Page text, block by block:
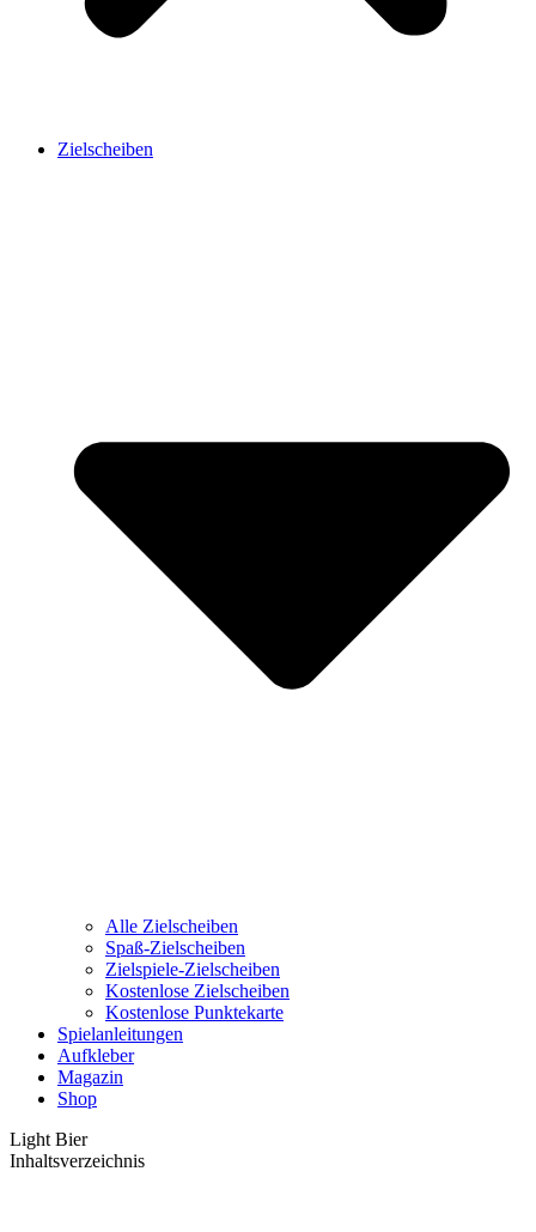
Zielscheiben
Alle Zielscheiben
Spaß-Zielscheiben
Zielspiele-Zielscheiben
Kostenlose Zielscheiben
Kostenlose Punktekarte
Spielanleitungen
Aufkleber
Magazin
Shop
Light Bier
Inhaltsverzeichnis